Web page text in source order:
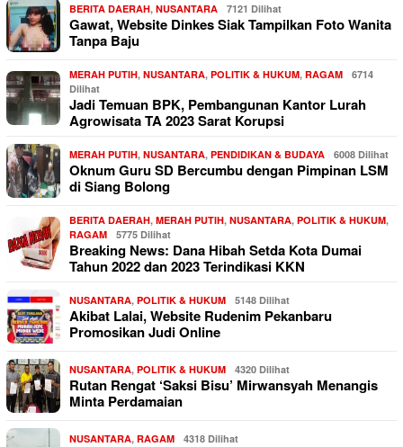
BERITA DAERAH, NUSANTARA 7121 Dilihat
Gawat, Website Dinkes Siak Tampilkan Foto Wanita
Tanpa Baju
MERAH PUTIH, NUSANTARA, POLITIK & HUKUM, RAGAM
6714
Dilihat
Jadi Temuan BPK, Pembangunan Kantor Lurah
Agrowisata TA 2023 Sarat Korupsi
MERAH PUTIH, NUSANTARA, PENDIDIKAN & BUDAYA 6008 Dilihat
Oknum Guru SD Bercumbu dengan Pimpinan LSM
di Siang Bolong
BERITA DAERAH, MERAH PUTIH, NUSANTARA, POLITIK & HUKUM,
RAGAM
5775 Dilihat
Breaking News: Dana Hibah Setda Kota Dumai
Tahun 2022 dan 2023 Terindikasi KKN
NUSANTARA, POLITIK & HUKUM 5148 Dilihat
Akibat Lalai, Website Rudenim Pekanbaru
Promosikan Judi Online
NUSANTARA, POLITIK & HUKUM 4320 Dilihat
Rutan Rengat ‘Saksi Bisu’ Mirwansyah Menangis
Minta Perdamaian
NUSANTARA, RAGAM 4318 Dilihat